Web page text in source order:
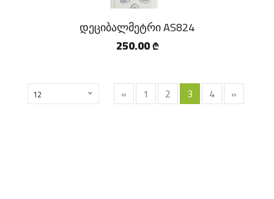
დეციბალმეტრი AS824
250.00 ₾
12 « 1 2 3 4 »